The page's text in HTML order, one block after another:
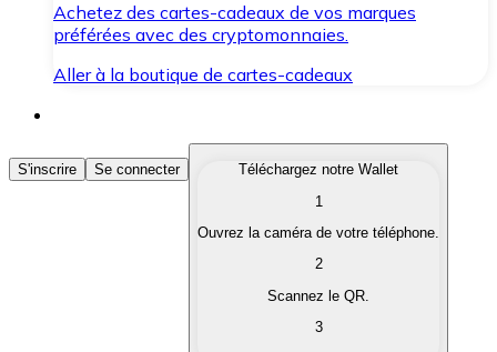
Achetez des cartes-cadeaux de vos marques
préférées avec des cryptomonnaies.
Aller à la boutique de cartes-cadeaux
Acheter des Cryptomonnaies
Achetez les cryptomonnaies qui vous intéressent
Convertissez vos cryptomonnaies en monnaie
S'inscrire Se connecter
Téléchargez notre Wallet
1
Ouvrez la caméra de votre téléphone.
2
Scannez le QR.
3